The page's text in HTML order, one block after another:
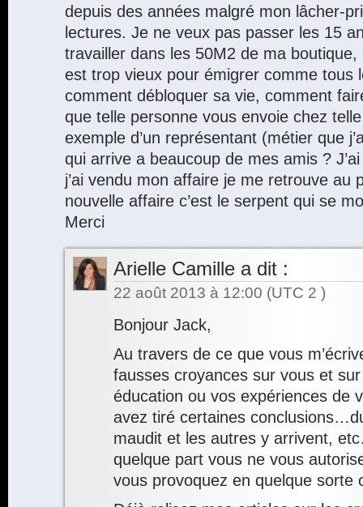
depuis des années malgré mon lâcher-
lectures. Je ne veux pas passer les 15
travailler dans les 50M2 de ma
est trop vieux pour émigrer comme tous
comment débloquer sa vie, comment
que telle personne vous envoie chez
exemple d’un représentant (métier que
qui arrive a beaucoup de mes amis ?
j’ai vendu mon affaire je me retrouve au
nouvelle affaire c’est le serpent qui se
Merci
Arielle Camille a dit :
22 août 2013 à 12:00 (UTC 2 )
Bonjour Jack,
Au travers de ce que vous
fausses croyances sur vous et
éducation ou vos expériences de
avez tiré certaines
maudit et les autres y arrivent,
quelque part vous ne vous
vous provoquez en quelque sorte